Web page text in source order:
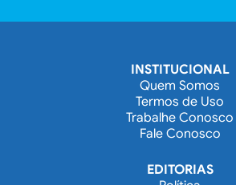
INSTITUCIONAL
Quem Somos
Termos de Uso
Trabalhe Conosco
Fale Conosco
EDITORIAS